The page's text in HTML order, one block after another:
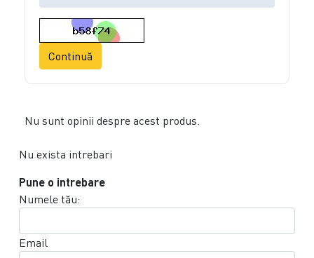
Continuă
Nu sunt opinii despre acest produs.
Nu exista intrebari
Pune o intrebare
Numele tău:
Email